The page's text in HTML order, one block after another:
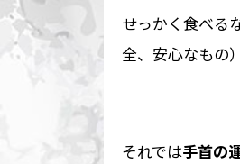
せっかく食べる
全、安心なもの）
それでは手首の